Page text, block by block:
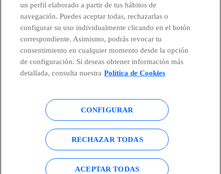
Canal de Denuncias
Centro Global Transparencia
Política de cookies Aviso legal
Accesibilidad Política de privacidad
Mapa del sitio
un perfil elaborado a partir de tus hábitos de
navegación. Puedes aceptar todas, rechazarlas o
configurar su uso individualmente clicando en el botón
correspondiente. Asimismo, podrás revocar tu
consentimiento en cualquier momento desde la opción
de configuración. Si deseas obtener información más
detallada, consulta nuestra Política de Cookies
CONFIGURAR
RECHAZAR TODAS
ACEPTAR TODAS